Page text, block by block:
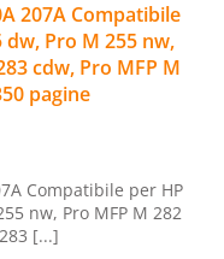
207A Compatibile
dw, Pro M 255 nw,
cdw, Pro MFP M
pagine
Compatibile per HP
nw, Pro MFP M 282
[...]